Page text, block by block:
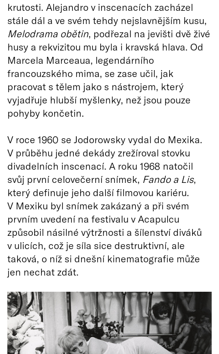
krutosti. Alejandro v inscenacích zacházel
stále dál a ve svém tehdy nejslavnějším kusu,
Melodrama obětin, podřezal na jevišti dvě živé
husy a rekvizitou mu byla i kravská hlava. Od
Marcela Marceaua, legendárního
francouzského mima, se zase učil, jak
pracovat s tělem jako s nástrojem, který
vyjadřuje hlubší myšlenky, než jsou pouze
pohyby končetin.
V roce 1960 se Jodorowsky vydal do Mexika.
V průběhu jedné dekády zrežíroval stovku
divadelních inscenací. A roku 1968 natočil
svůj první celovečerní snímek, Fando a Lis,
který definuje jeho další filmovou kariéru.
V Mexiku byl snímek zakázaný a při svém
prvním uvedení na festivalu v Acapulcu
způsobil násilné výtržnosti a šílenství diváků
v ulicích, což je síla sice destruktivní, ale
taková, o níž si dnešní kinematografie může
jen nechat zdát.